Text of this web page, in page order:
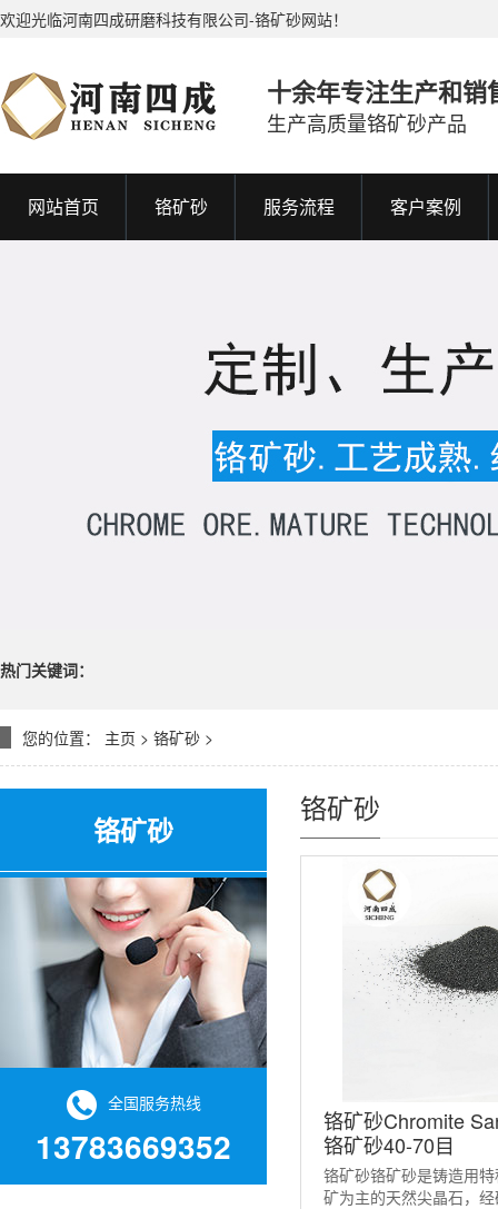
欢迎光临河南四成研磨科技有限公司-铬矿砂网站！
十余年专注生产和销
生产高质量铬矿砂产品
网站首页 铬矿砂 服务流程 客户案例
热门关键词：
您的位置： 主页 > 铬矿砂 >
铬矿砂
全国服务热线
13783669352
铬矿砂
铬矿砂Chromite
铬矿砂40-70目
铬矿砂铬矿砂是铸造用
矿为主的天然尖晶石，